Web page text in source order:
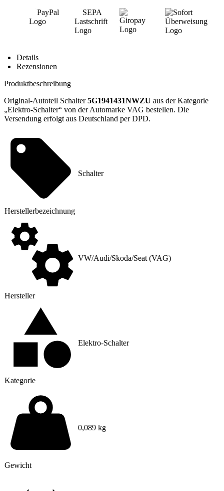
Details
Rezensionen
Produktbeschreibung
Original-Autoteil Schalter5G1941431NWZU aus der Kategorie
„Elektro-Schalter“ von der Automarke VAG bestellen. Die
Versendung erfolgt aus Deutschland per DPD.
Hersteller­bezeichnung
Schalter
Hersteller
VW/Audi/Skoda/Seat (VAG)
Kategorie
Elektro-Schalter
Gewicht
0,089 kg